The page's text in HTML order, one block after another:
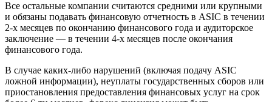
Все остальные компании считаются средними или крупными
и обязаны подавать финансовую отчетность в ASIC в течении
2-х месяцев по окончанию финансового года и аудиторское
заключение — в течении 4-х месяцев после окончания
финансового года.
В случае каких-либо нарушений (включая подачу ASIC
ложной информации), неуплаты государственных сборов или
приостановления предоставления финансовых услуг на срок